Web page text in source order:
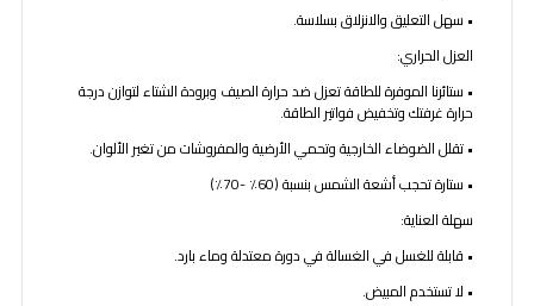
• سهل التعليق والانزلاق بسلاسة.
العزل الحراري:
• ستائرنا الموفرة للطاقة تعزل ضد حرارة الصيف وبرودة الشتاء لتوازن درجة
حرارة غرفتك وتخفيض فواتير الطاقة.
• تقلل الضوضاء الخارجية وتحمي الأرضية والمفروشات من تغير الألوان.
• ستارة تحجب أشعة الشمس بنسبة (60٪ -70٪)
سهلة العناية:
• قابلة للغسل في الغسالة في دورة معتدلة وماء بارد.
• لا تستخدم المبيض.